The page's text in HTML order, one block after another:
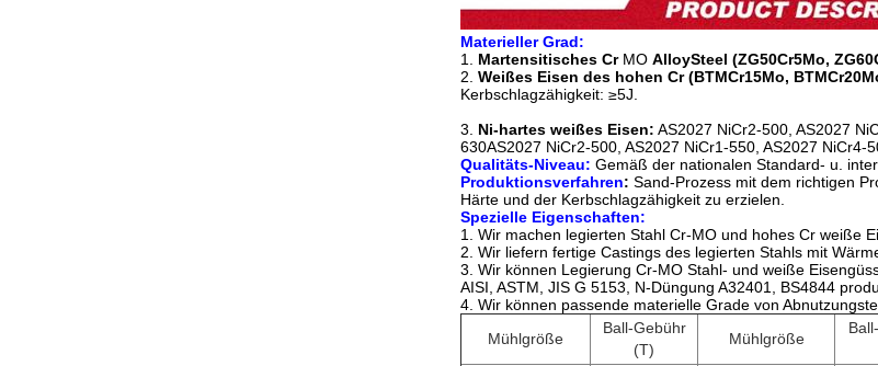
Materieller Grad:
1. Martensitisches CrMO AlloySteel (ZG50Cr5Mo,
2. Weißes Eisen des hohen Cr (BTMCr15Mo,
Kerbschlagzähigkeit: ≥5J.
3. Ni-hartes weißes Eisen: AS2027 NiCr2-500, AS2027
630AS2027 NiCr2-500, AS2027 NiCr1-550, AS2027 NiCr4-
Qualitäts-Niveau: Gemäß der nationalen Standard- u.
Produktionsverfahren: Sand-Prozess mit dem richtigen
Härte und der Kerbschlagzähigkeit zu erzielen.
Spezielle Eigenschaften:
1. Wir machen legierten Stahl Cr-MO und hohes Cr weiße
2. Wir liefern fertige Castings des legierten Stahls mit
3. Wir können Legierung Cr-MO Stahl- und weiße
AISI, ASTM, JIS G 5153, N-Düngung A32401, BS4844
4. Wir können passende materielle Grade von
Mühlgröße
Ball-Gebühr
(T)
Mühlgröße